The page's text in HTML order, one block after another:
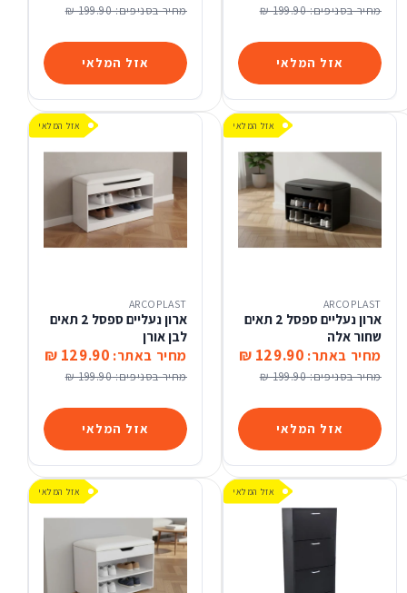
אזל המלאי
מחיר בסניפים:199.90 ₪
אזל המלאי
מחיר בסניפים:199.90 ₪
אזל המלאי
אזל המלאי
ARCOPLAST
ארון נעליים ספסל 2 תאים
שחור אלה
מחיר באתר: 129.90 ₪
מחיר בסניפים:199.90 ₪
אזל המלאי
אזל המלאי
ARCOPLAST
ארון נעליים ספסל 2 תאים
לבן אורן
מחיר באתר: 129.90 ₪
מחיר בסניפים:199.90 ₪
אזל המלאי אזל המלאי